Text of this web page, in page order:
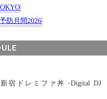
宿ドレミファ丼 -Digital DJ